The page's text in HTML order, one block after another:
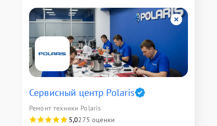
Сервисный центр Polaris
Ремонт техники Polaris
5,0275 оценки